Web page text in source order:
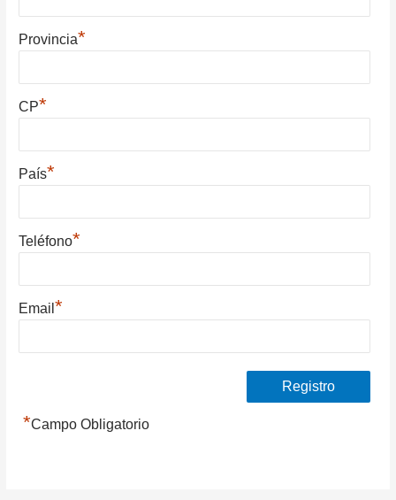
Provincia*
CP*
País*
Teléfono*
Email*
*Campo Obligatorio